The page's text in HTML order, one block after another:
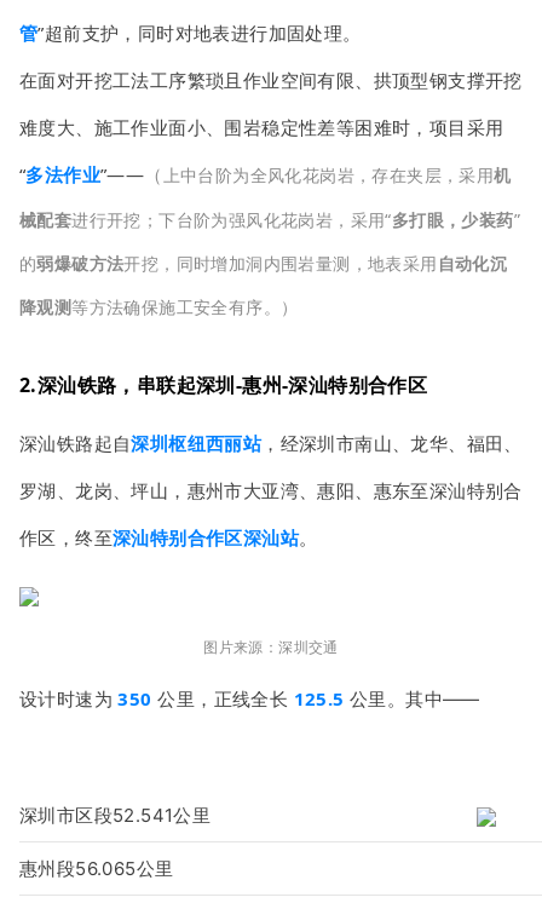
管”超前支护，同时对地表进行加固处理。
在面对开挖工法工序繁琐且作业空间有限、拱顶型钢支撑开挖
难度大、施工作业面小、围岩稳定性差等困难时，项目采用
“多法作业”—— （上中台阶为全风化花岗岩，存在夹层，采用机
械配套进行开挖；下台阶为强风化花岗岩，采用“多打眼，少装药”
的弱爆破方法开挖，同时增加洞内围岩量测，地表采用 自动化沉
降观测等方法确保施工安全有序。）
2.深汕铁路，串联起深圳-惠州-深汕特别合作区
深汕铁路起自深圳枢纽西丽站，经深圳市南山、龙华、福田、
罗湖、龙岗、坪山，惠州市大亚湾、惠阳、惠东至深汕特别合
作区，终至深汕特别合作区深汕站。
图片来源：深圳交通
设计时速为 350 公里，正线全长 125.5 公里。其中——
深圳市区段52.541公里
惠州段56.065公里